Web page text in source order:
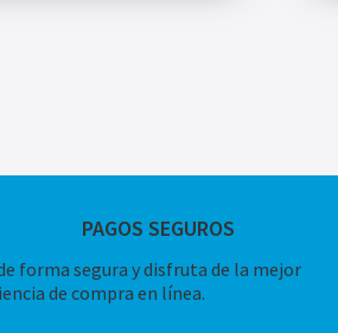
PAGOS SEGUROS
forma segura y disfruta de la mejor
de compra en línea.